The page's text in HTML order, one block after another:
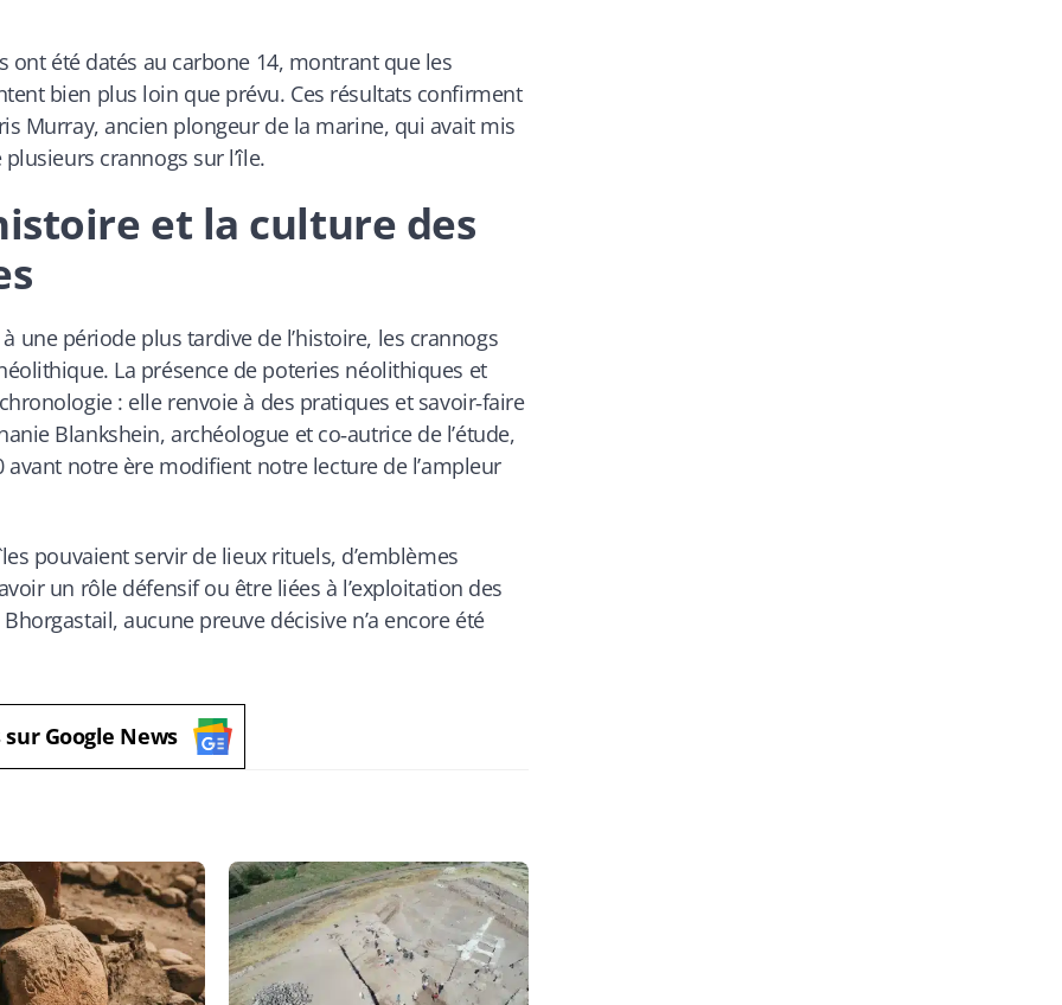
été datés au carbone 14, montrant que les
bien plus loin que prévu. Ces résultats confirment
Murray, ancien plongeur de la marine, qui avait mis
crannogs sur l’île.
et la culture des
une période plus tardive de l’histoire, les crannogs
La présence de poteries néolithiques et
: elle renvoie à des pratiques et savoir‑faire
Blankshein, archéologue et co‑autrice de l’étude,
notre ère modifient notre lecture de l’ampleur
pouvaient servir de lieux rituels, d’emblèmes
un rôle défensif ou être liées à l’exploitation des
aucune preuve décisive n’a encore été
Google News